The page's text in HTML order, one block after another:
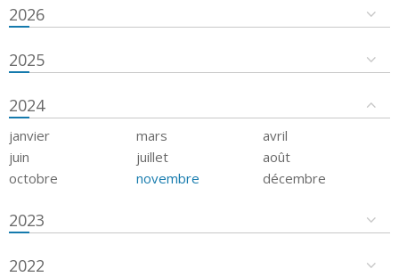
2026
2025
2024
janvier mars
avril
juin
juillet
août
octobre
novembre décembre
2023
2022